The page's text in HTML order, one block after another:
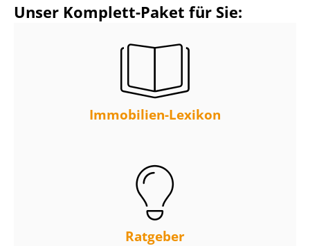
Unser Komplett-Paket für Sie:
Immobilien-Lexikon
Ratgeber